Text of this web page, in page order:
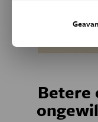
Betere